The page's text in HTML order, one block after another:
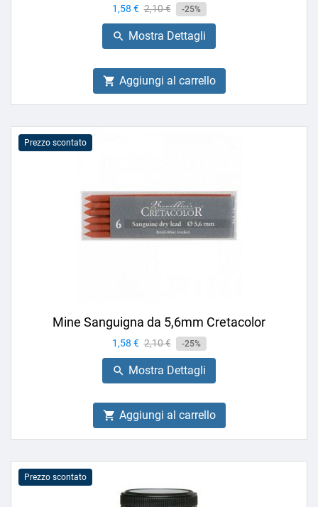
Prezzo
1,58 € Prezzo
base
2,10 € -25%
 Mostra Dettagli
 Aggiungi al carrello
Prezzo scontato
Mine Sanguigna da 5,6mm Cretacolor
Prezzo
1,58 € Prezzo
base
2,10 € -25%
 Mostra Dettagli
 Aggiungi al carrello
Prezzo scontato